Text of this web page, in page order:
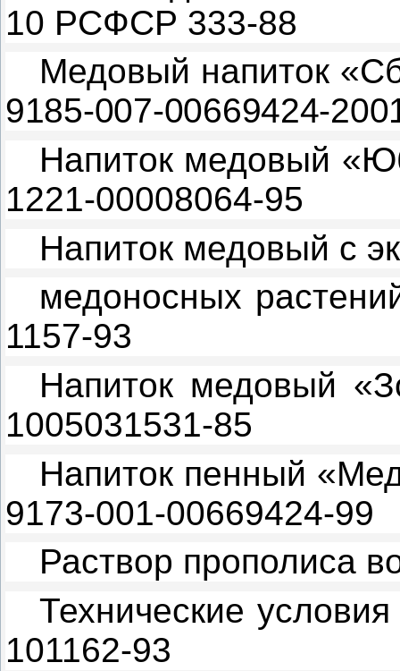
10 РСФСР 333-88
Медовый напиток
9185-007-00669424-
Напиток медовый
1221-00008064-95
Напиток медовый с
медоносных
1157-93
Напиток медовый
1005031531-85
Напиток пенный
9173-001-00669424-99
Раствор прополиса
Технические
101162-93